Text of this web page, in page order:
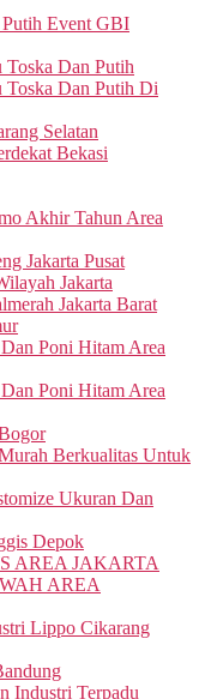
Event GBI
Toska Dan Putih
Toska Dan Putih Di
Selatan
Bekasi
Akhir Tahun Area
Jakarta Pusat
Jakarta
Jakarta Barat
Poni Hitam Area
Poni Hitam Area
Berkualitas Untuk
Ukuran Dan
Depok
AREA JAKARTA
AREA
Lippo Cikarang
Industri Terpadu